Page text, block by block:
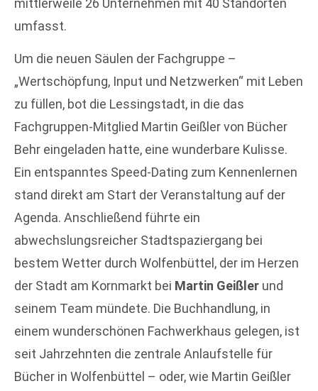
mittlerweile 26 Unternehmen mit 40 Standorten
umfasst.
Um die neuen Säulen der Fachgruppe –
„Wertschöpfung, Input und Netzwerken“ mit Leben
zu füllen, bot die Lessingstadt, in die das
Fachgruppen-Mitglied Martin Geißler von Bücher
Behr eingeladen hatte, eine wunderbare Kulisse.
Ein entspanntes Speed-Dating zum Kennenlernen
stand direkt am Start der Veranstaltung auf der
Agenda. Anschließend führte ein
abwechslungsreicher Stadtspaziergang bei
bestem Wetter durch Wolfenbüttel, der im Herzen
der Stadt am Kornmarkt bei Martin Geißler und
seinem Team mündete. Die Buchhandlung, in
einem wunderschönen Fachwerkhaus gelegen, ist
seit Jahrzehnten die zentrale Anlaufstelle für
Bücher in Wolfenbüttel – oder, wie Martin Geißler